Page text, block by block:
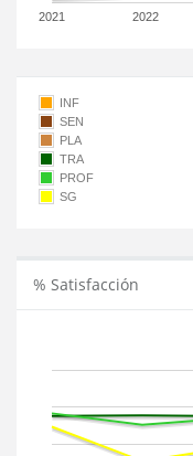
2021 2022
INF
SEN
PLA
TRA
PROF
SG
% Satisfacción